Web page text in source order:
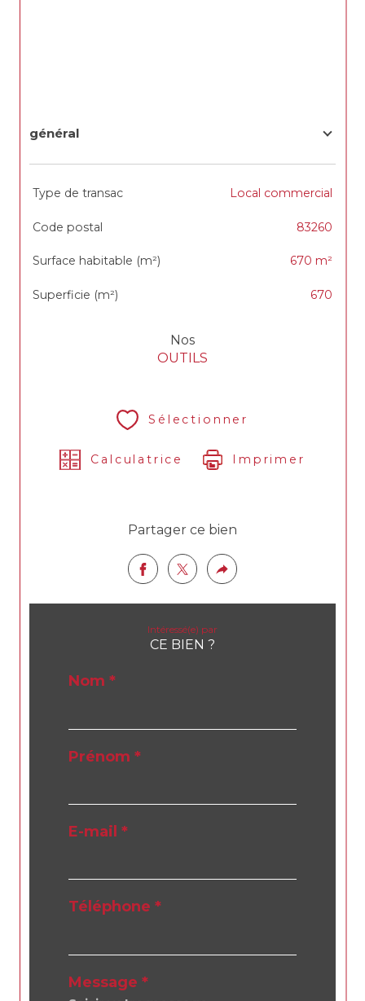
général
TRAD_SIROCCO_Caracteristique
Type de transac Local commercial
Code postal 83260
Surface habitable (m²) 670 m²
Superficie (m²) 670
Nos
OUTILS
Sélectionner
Calculatrice Imprimer
Partager ce bien
Intéressé(e) par
CE BIEN ?
Nom *
Prénom *
E-mail *
Téléphone *
Message *